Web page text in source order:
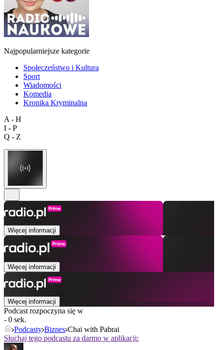
Najpopularniejsze kategorie
Społeczeństwo i Kultura
Sport
Wiadomości
Komedia
Kronika Kryminalna
A - H
I - P
Q - Z
Więcej informacji
Więcej informacji
Więcej informacji
Podcast rozpoczyna się w
- 0 sek.
Podcasty Biznes Chai with Pabrai
Słuchaj tego podcastu za darmo w aplikacji: